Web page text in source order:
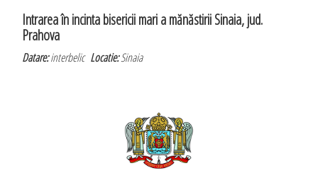
Intrarea în incinta bisericii mari a mănăstirii Sinaia, jud.
Prahova
Datare:interbelicLocatie:Sinaia